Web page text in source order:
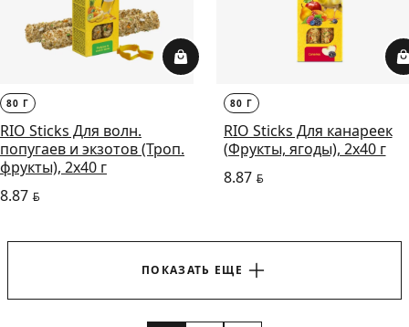
80 Г
RIO Sticks Для волн.
попугаев и экзотов (Троп.
фрукты), 2х40 г
8.87 BYN
80 Г
RIO Sticks Для канареек
(Фрукты, ягоды), 2х40 г
8.87BYN
ПОКАЗАТЬ ЕЩЕ